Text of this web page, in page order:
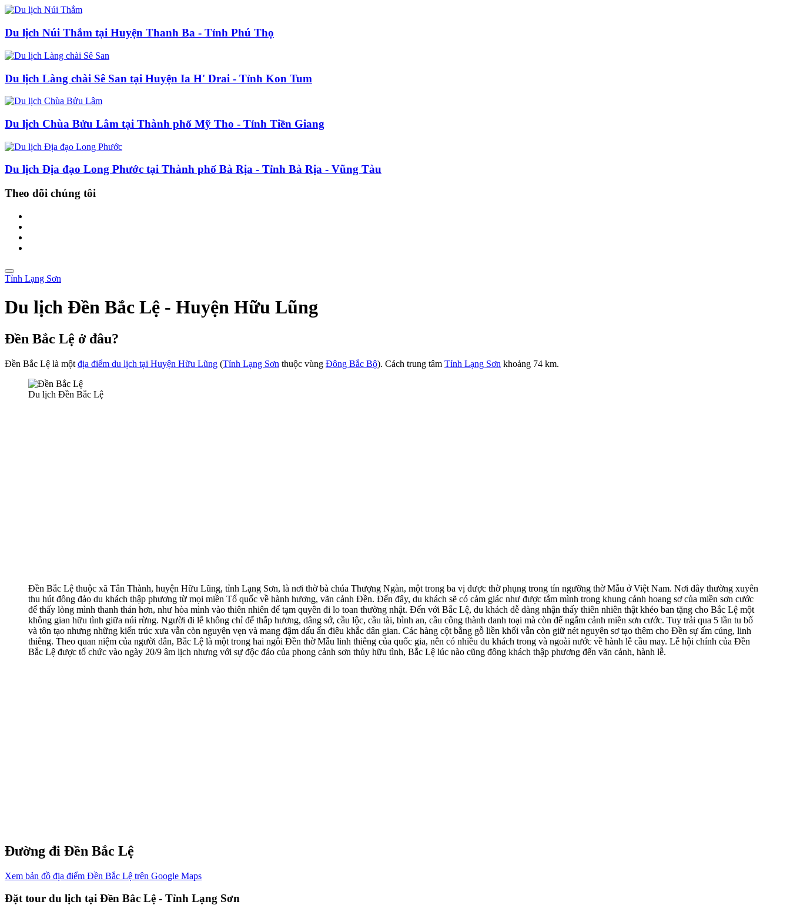
Du lịch Núi Thắm tại Huyện Thanh Ba - Tỉnh Phú Thọ
Du lịch Làng chài Sê San tại Huyện Ia H' Drai - Tỉnh Kon Tum
Du lịch Chùa Bửu Lâm tại Thành phố Mỹ Tho - Tỉnh Tiền Giang
Du lịch Địa đạo Long Phước tại Thành phố Bà Rịa - Tỉnh Bà Rịa - Vũng Tàu
Theo dõi chúng tôi
Tỉnh Lạng Sơn
Du lịch Đền Bắc Lệ - Huyện Hữu Lũng
Đền Bắc Lệ ở đâu?
Đền Bắc Lệ là một địa điểm du lịch tại Huyện Hữu Lũng (Tỉnh Lạng Sơn thuộc vùng Đông Bắc Bộ). Cách trung tâm Tỉnh Lạng Sơn khoảng 74 km.
Du lịch Đền Bắc Lệ
Đền Bắc Lệ thuộc xã Tân Thành, huyện Hữu Lũng, tỉnh Lạng Sơn, là nơi thờ bà chúa Thượng Ngàn, một trong ba vị được thờ phụng trong tín ngưỡng thờ Mẫu ở Việt Nam. Nơi đây thường xuyên
thu hút đông đảo du khách thập phương từ mọi miền Tổ quốc về hành hương, vãn cảnh Đền. Đến đây, du khách sẽ có cảm giác như được tắm mình trong khung cảnh hoang sơ của miền sơn cước
để thấy lòng mình thanh thản hơn, như hòa mình vào thiên nhiên để tạm quyên đi lo toan thường nhật. Đến với Bắc Lệ, du khách dễ dàng nhận thấy thiên nhiên thật khéo ban tặng cho Bắc Lệ một
không gian hữu tình giữa núi rừng. Người đi lễ không chỉ để thắp hương, dâng sớ, cầu lộc, cầu tài, bình an, cầu công thành danh toại mà còn để ngắm cảnh miền sơn cước. Tuy trải qua 5 lần tu bổ
và tôn tạo nhưng những kiến trúc xưa vẫn còn nguyên vẹn và mang đậm dấu ấn điêu khắc dân gian. Các hàng cột bằng gỗ liền khối vẫn còn giữ nét nguyên sơ tạo thêm cho Đền sự ấm cúng, linh
thiêng. Theo quan niệm của người dân, Bắc Lệ là một trong hai ngôi Đền thờ Mẫu linh thiêng của quốc gia, nên có nhiều du khách trong và ngoài nước về hành lễ cầu may. Lễ hội chính của Đền
Bắc Lệ được tổ chức vào ngày 20/9 âm lịch nhưng với sự độc đáo của phong cảnh sơn thủy hữu tình, Bắc Lệ lúc nào cũng đông khách thập phương đến vãn cảnh, hành lễ.
Đường đi Đền Bắc Lệ
Xem bản đồ địa điểm Đền Bắc Lệ trên Google Maps
Đặt tour du lịch tại Đền Bắc Lệ - Tỉnh Lạng Sơn